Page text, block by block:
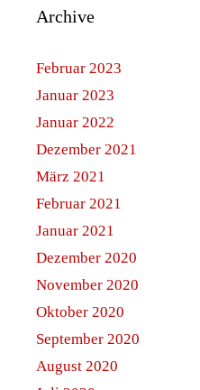
Archive
Februar 2023
Januar 2023
Januar 2022
Dezember 2021
März 2021
Februar 2021
Januar 2021
Dezember 2020
November 2020
Oktober 2020
September 2020
August 2020